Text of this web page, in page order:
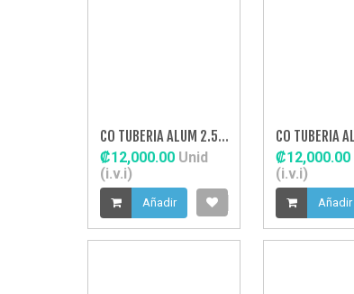
CO TUBERIA ALUM 2.5" 45
₡12,000.00 Unid
(i.v.i)
Añadir
₡12,000.00
(i.v.i)
Añadir